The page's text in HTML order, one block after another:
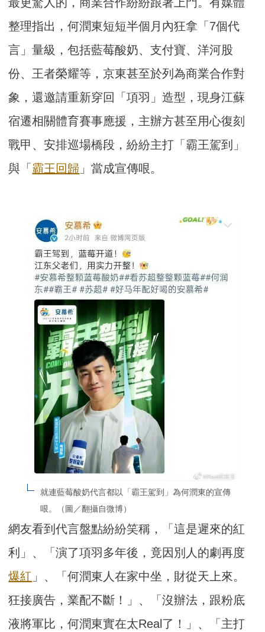
最更驚人的，商業合作紛紛跟著上門。有媒體
整理指出，何潤東短短半個月內狂拿「7個代
言」量級，包括藍莓酸奶、支付寶、洋河股
份、王者榮耀等，京東甚至於列為商業合作對
象，還邀請重新穿回「項羽」造型，現身江蘇
宿遷相關體育賽事應援，主辦方甚至用心復刻
戰甲、安排巡場橋段，紛紛主打「霸王駕到」
與「 霸王回歸 」當成宣傳哏。
就連藍莓酸奶代言都以「霸王駕到」為何潤東的宣傳
哏。（圖／翻攝自微博）
網友看到代言盤點紛紛笑稱，「這是遲來的紅
利」、「演了項羽多年後，竟因別人的劇再度
爆紅 」、「何潤東人在家中坐，財從天上來。
狂接廣告，業配不斷！」、「沒辦法，跟粉底
液將軍比，何潤東實在太Real了！」、「主打